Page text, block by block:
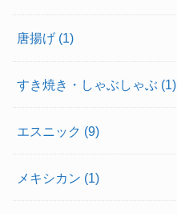
唐揚げ (1)
すき焼き・しゃぶしゃぶ (1)
エスニック (9)
メキシカン (1)